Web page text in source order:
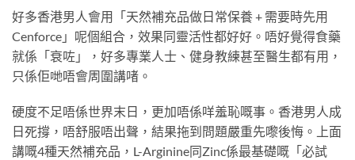
好多香港男人會用「天然補充品做日常保養 + 需要時先用
Cenforce」呢個組合，效果同靈活性都好好。唔好覺得食藥
就係「衰咗」，好多專業人士、健身教練甚至醫生都有用，
只係佢哋唔會周圍講啫。
硬度不足唔係世界末日，更加唔係咩羞恥嘅事。香港男人成
日死撐，唔舒服唔出聲，結果拖到問題嚴重先嚟後悔。上面
講嘅4種天然補充品，L-Arginine同Zinc係最基礎嘅「必試